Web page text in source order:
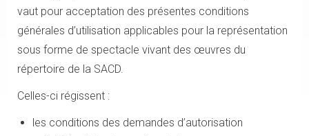
vaut pour acceptation des présentes conditions
générales d’utilisation applicables pour la représentation
sous forme de spectacle vivant des œuvres du
répertoire de la SACD.
Celles-ci régissent :
les conditions des demandes d’autorisation